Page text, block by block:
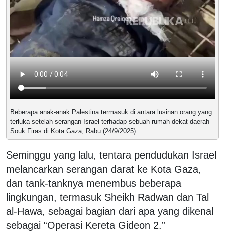
Beberapa anak-anak Palestina termasuk di antara lusinan orang yang
terluka setelah serangan Israel terhadap sebuah rumah dekat daerah
Souk Firas di Kota Gaza, Rabu (24/9/2025).
Seminggu yang lalu, tentara pendudukan Israel
melancarkan serangan darat ke Kota Gaza,
dan tank-tanknya menembus beberapa
lingkungan, termasuk Sheikh Radwan dan Tal
al-Hawa, sebagai bagian dari apa yang dikenal
sebagai “Operasi Kereta Gideon 2.”